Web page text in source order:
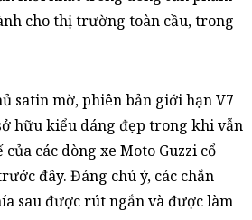
cho thị trường toàn cầu, trong
satin mờ, phiên bản giới hạn V7
hữu kiểu dáng đẹp trong khi vẫn
các dòng xe Moto Guzzi cổ
đây. Đáng chú ý, các chắn
sau được rút ngắn và được làm